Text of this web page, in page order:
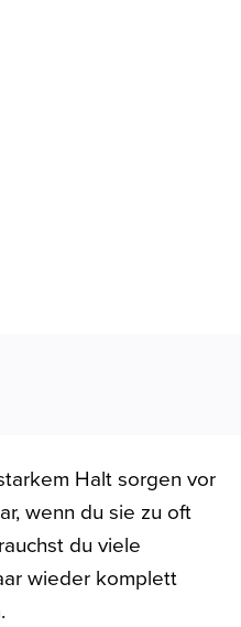
Halt sorgen vor
wenn du sie zu oft
du viele
wieder komplett